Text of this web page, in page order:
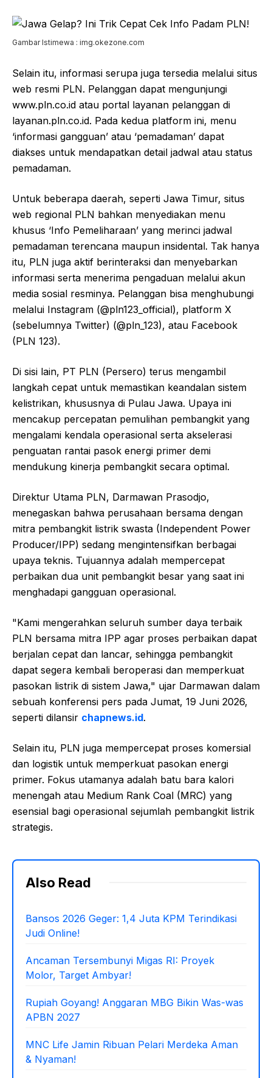
Gambar Istimewa : img.okezone.com
Selain itu, informasi serupa juga tersedia melalui situs
web resmi PLN. Pelanggan dapat mengunjungi
www.pln.co.id atau portal layanan pelanggan di
layanan.pln.co.id. Pada kedua platform ini, menu
‘informasi gangguan’ atau ‘pemadaman’ dapat
diakses untuk mendapatkan detail jadwal atau status
pemadaman.
Untuk beberapa daerah, seperti Jawa Timur, situs
web regional PLN bahkan menyediakan menu
khusus ‘Info Pemeliharaan’ yang merinci jadwal
pemadaman terencana maupun insidental. Tak hanya
itu, PLN juga aktif berinteraksi dan menyebarkan
informasi serta menerima pengaduan melalui akun
media sosial resminya. Pelanggan bisa menghubungi
melalui Instagram (@pln123_official), platform X
(sebelumnya Twitter) (@pln_123), atau Facebook
(PLN 123).
Di sisi lain, PT PLN (Persero) terus mengambil
langkah cepat untuk memastikan keandalan sistem
kelistrikan, khususnya di Pulau Jawa. Upaya ini
mencakup percepatan pemulihan pembangkit yang
mengalami kendala operasional serta akselerasi
penguatan rantai pasok energi primer demi
mendukung kinerja pembangkit secara optimal.
Direktur Utama PLN, Darmawan Prasodjo,
menegaskan bahwa perusahaan bersama dengan
mitra pembangkit listrik swasta (Independent Power
Producer/IPP) sedang mengintensifkan berbagai
upaya teknis. Tujuannya adalah mempercepat
perbaikan dua unit pembangkit besar yang saat ini
menghadapi gangguan operasional.
"Kami mengerahkan seluruh sumber daya terbaik
PLN bersama mitra IPP agar proses perbaikan dapat
berjalan cepat dan lancar, sehingga pembangkit
dapat segera kembali beroperasi dan memperkuat
pasokan listrik di sistem Jawa," ujar Darmawan dalam
sebuah konferensi pers pada Jumat, 19 Juni 2026,
seperti dilansir chapnews.id.
Selain itu, PLN juga mempercepat proses komersial
dan logistik untuk memperkuat pasokan energi
primer. Fokus utamanya adalah batu bara kalori
menengah atau Medium Rank Coal (MRC) yang
esensial bagi operasional sejumlah pembangkit listrik
strategis.
Also Read
Bansos 2026 Geger: 1,4 Juta KPM Terindikasi
Judi Online!
Ancaman Tersembunyi Migas RI: Proyek
Molor, Target Ambyar!
Rupiah Goyang! Anggaran MBG Bikin Was-was
APBN 2027
MNC Life Jamin Ribuan Pelari Merdeka Aman
& Nyaman!